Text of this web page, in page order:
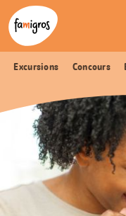
Signets
de
navigation
Header
Logo
Excursions Concours